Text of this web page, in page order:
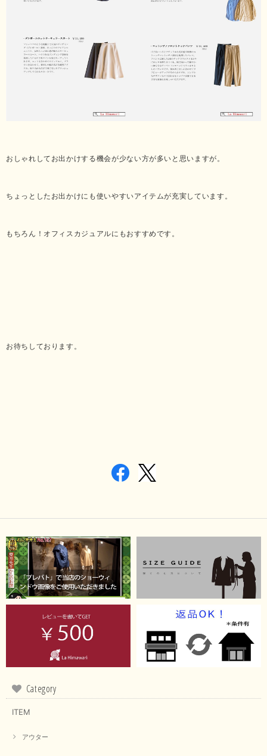
おしゃれしてお出かけする機会が少ない方が多いと思いますが。
ちょっとしたお出かけにも使いやすいアイテムが充実しています。
もちろん！オフィスカジュアルにもおすすめです。
お待ちしております。
Category
ITEM
アウター